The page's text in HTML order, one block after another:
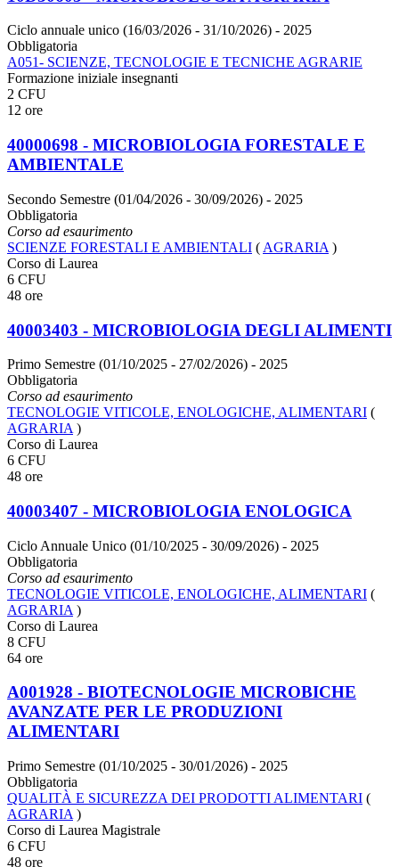
Ciclo annuale unico (16/03/2026 - 31/10/2026) - 2025
Obbligatoria
A051- SCIENZE, TECNOLOGIE E TECNICHE AGRARIE
Formazione iniziale insegnanti
2 CFU
12 ore
40000698 - MICROBIOLOGIA FORESTALE E
AMBIENTALE
Secondo Semestre (01/04/2026 - 30/09/2026) - 2025
Obbligatoria
Corso ad esaurimento
SCIENZE FORESTALI E AMBIENTALI ( AGRARIA )
Corso di Laurea
6 CFU
48 ore
40003403 - MICROBIOLOGIA DEGLI ALIMENTI
Primo Semestre (01/10/2025 - 27/02/2026) - 2025
Obbligatoria
Corso ad esaurimento
TECNOLOGIE VITICOLE, ENOLOGICHE, ALIMENTARI (
AGRARIA )
Corso di Laurea
6 CFU
48 ore
40003407 - MICROBIOLOGIA ENOLOGICA
Ciclo Annuale Unico (01/10/2025 - 30/09/2026) - 2025
Obbligatoria
Corso ad esaurimento
TECNOLOGIE VITICOLE, ENOLOGICHE, ALIMENTARI (
AGRARIA )
Corso di Laurea
8 CFU
64 ore
A001928 - BIOTECNOLOGIE MICROBICHE
AVANZATE PER LE PRODUZIONI
ALIMENTARI
Primo Semestre (01/10/2025 - 30/01/2026) - 2025
Obbligatoria
QUALITÀ E SICUREZZA DEI PRODOTTI ALIMENTARI (
AGRARIA )
Corso di Laurea Magistrale
6 CFU
48 ore